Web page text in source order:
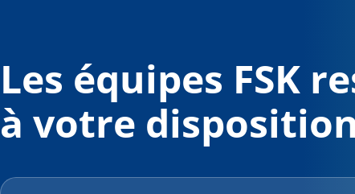
Les équipes FSK
à votre